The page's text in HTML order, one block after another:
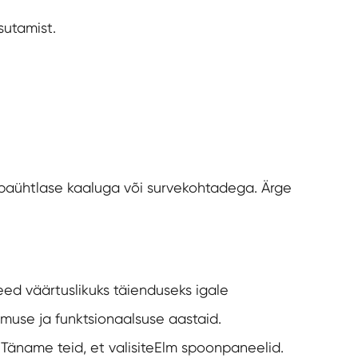
kaaluga või survekohtadega. Ärge
väärtuslikuks täienduseks igale
ja funktsionaalsuse aastaid.
teid, et valisiteElm spoonpaneelid.